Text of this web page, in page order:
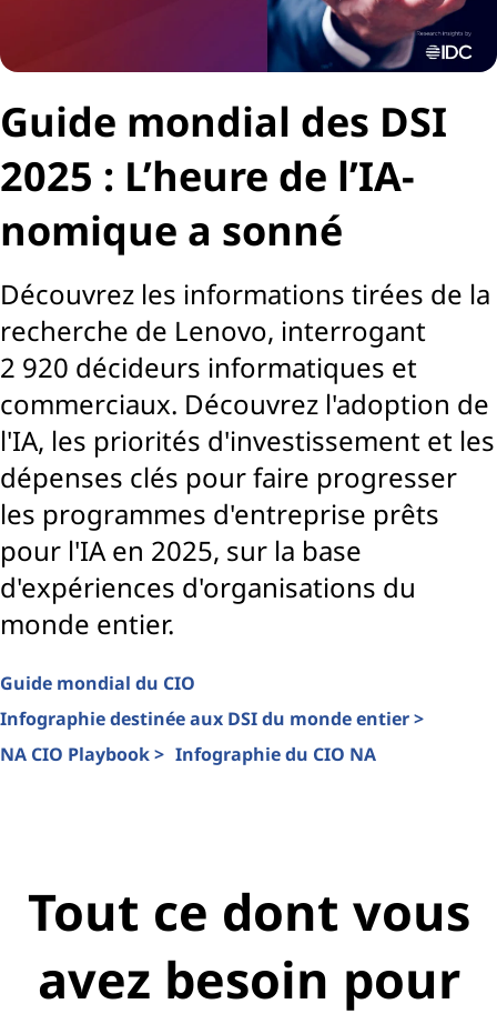
Guide mondial des DSI
2025 : L’heure de l’IA-
nomique a sonné
Découvrez les informations tirées de la
recherche de Lenovo, interrogant
2 920 décideurs informatiques et
commerciaux. Découvrez l'adoption de
l'IA, les priorités d'investissement et les
dépenses clés pour faire progresser
les programmes d'entreprise prêts
pour l'IA en 2025, sur la base
d'expériences d'organisations du
monde entier.
Guide mondial du CIO
Infographie destinée aux DSI du monde entier >
NA CIO Playbook > Infographie du CIO NA
Tout ce dont vous
avez besoin pour